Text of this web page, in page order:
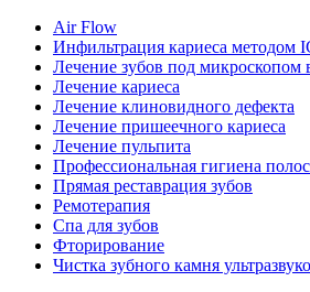
Air Flow
Инфильтрация кариеса методом
Лечение зубов под микроскопом
Лечение кариеса
Лечение клиновидного дефекта
Лечение пришеечного кариеса
Лечение пульпита
Профессиональная гигиена
Прямая реставрация зубов
Ремотерапия
Спа для зубов
Фторирование
Чистка зубного камня